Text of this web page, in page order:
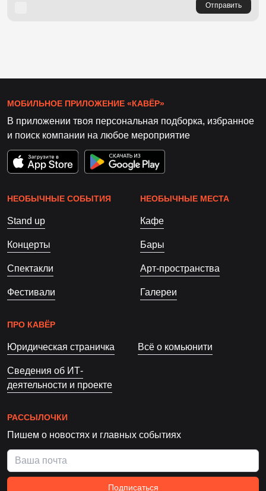
Отправить
МОБИЛЬНОЕ ПРИЛОЖЕНИЕ «КАВЁР»
В приложении твоя персональная подборка, избранное
и поиск компании на любое мероприятие
НЕОБЫЧНЫЕ СОБЫТИЯ
Stand up
Концерты
Спектакли
Фестивали
НЕОБЫЧНЫЕ МЕСТА
Кафе
Бары
Арт-пространства
Галереи
ПРО КАВЁР
Юридическая страничка Всё о комьюнити
Сведения об ИТ-
деятельности и проекте
РАССЫЛОЧКИ
Пишем о новостях и главных событиях
Подписаться